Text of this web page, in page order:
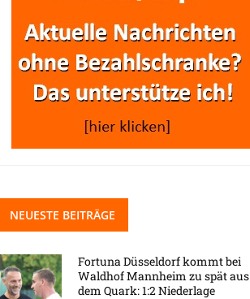
NEUESTE BEITRÄGE
Fortuna Düsseldorf kommt bei
Waldhof Mannheim zu spät aus
dem Quark: 1:2 Niederlage